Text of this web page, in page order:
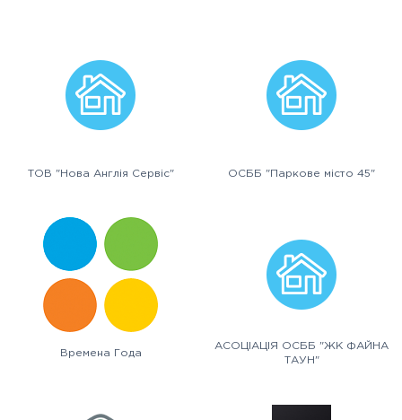
ТОВ "Нова Англія Сервіс" ОСББ "Паркове місто 45"
Времена Года
АСОЦІАЦІЯ ОСББ "ЖК ФАЙНА
ТАУН"